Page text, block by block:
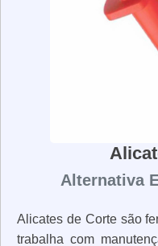
evitar acidentes. A
uma tarefa importante
funcionamento dos
importante realizar a
regularmente para
Alternativa
Alicates de Corte são
trabalha com